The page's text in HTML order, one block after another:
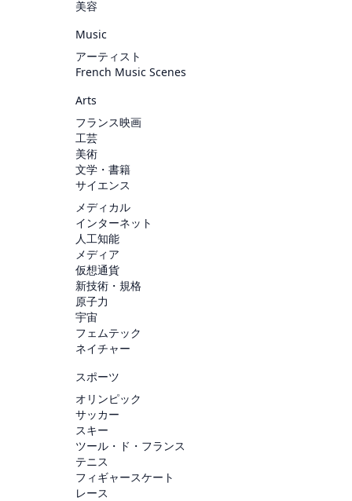
美容
Music
アーティスト
French Music Scenes
Arts
フランス映画
工芸
美術
文学・書籍
サイエンス
メディカル
インターネット
人工知能
メディア
仮想通貨
新技術・規格
原子力
宇宙
フェムテック
ネイチャー
スポーツ
オリンピック
サッカー
スキー
ツール・ド・フランス
テニス
フィギャースケート
レース